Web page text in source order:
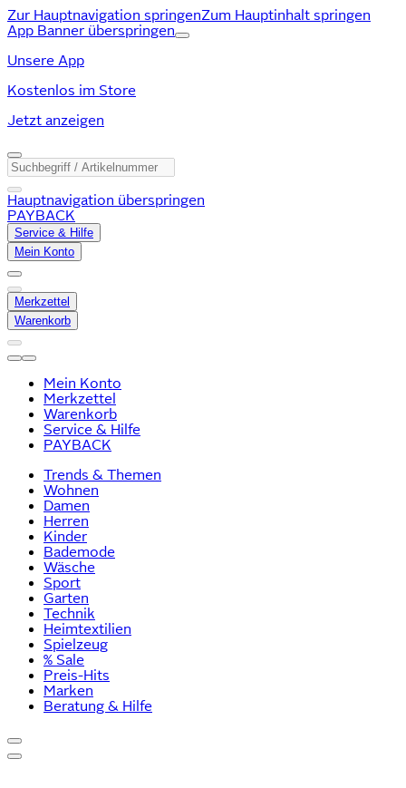
Zur Hauptnavigation springenZum Hauptinhalt springen
App Banner überspringen
Unsere App
Kostenlos im Store
Jetzt anzeigen
Hauptnavigation überspringen
PAYBACK
Service & Hilfe
Mein Konto
Merkzettel
Warenkorb
Mein Konto
Merkzettel
Warenkorb
Service & Hilfe
PAYBACK
Trends & Themen
Wohnen
Damen
Herren
Kinder
Bademode
Wäsche
Sport
Garten
Technik
Heimtextilien
Spielzeug
% Sale
Preis-Hits
Marken
Beratung & Hilfe